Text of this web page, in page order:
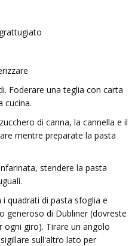
Foderare una teglia con carta
cucina.
di canna, la cannella e il
mentre preparate la pasta
stendere la pasta
quadrati di pasta sfoglia e
generoso di Dubliner (dovreste
giro). Tirare un angolo
sull'altro lato per